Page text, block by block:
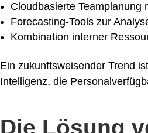
Cloudbasierte Teamplanung
Forecasting-Tools zur
Kombination interner
Ein zukunftsweisender Trend
Intelligenz, die
Die Lösung